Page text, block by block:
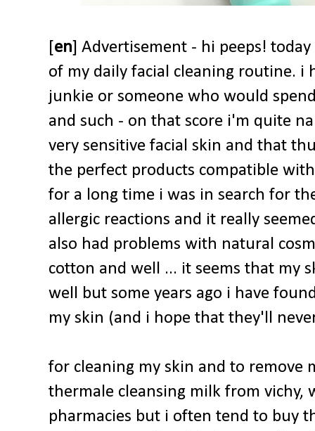
[en] Advertisement - hi peeps!
of my daily facial cleaning routine. i
junkie or someone who would
and such - on that score i'm quite
very sensitive facial skin and that
the perfect products compatible
for a long time i was in search for
allergic reactions and it really
also had problems with natural
cotton and well ... it seems that my
well but some years ago i have
my skin (and i hope that they'll
for cleaning my skin and to remove
thermale cleansing milk from vichy,
pharmacies but i often tend to buy